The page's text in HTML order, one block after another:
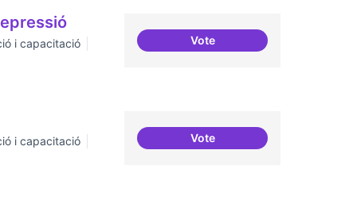
i capacitació
VoteTècniques de seguretat
i capacitació
VoteDefinició del currículum del